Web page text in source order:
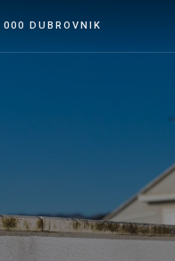
DUBROVNIK